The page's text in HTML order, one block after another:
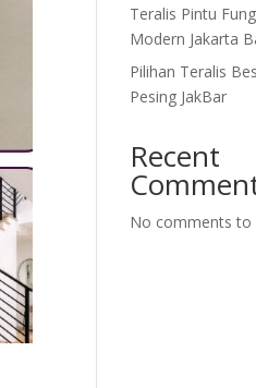
Teralis Pintu
Modern Jakarta
Pilihan Teralis
Pesing JakBar
Recent
No comments to